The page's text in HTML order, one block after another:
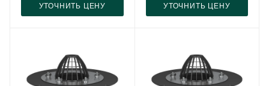
УТОЧНИТЬ ЦЕНУ УТОЧНИТЬ ЦЕНУ